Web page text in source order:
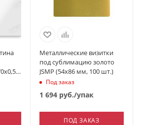
Металлические визитки
под сублимацию золото
JSMP (54х86 мм, 100 шт.)
Под заказ
1 694 руб./упак
ПОД ЗАКАЗ